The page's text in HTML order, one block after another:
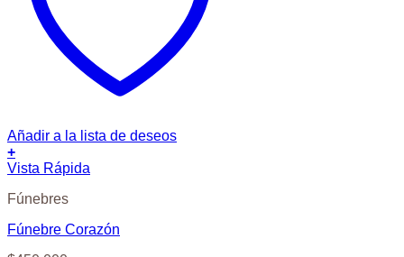
Añadir a la lista de deseos
+
Vista Rápida
Fúnebres
Fúnebre Corazón